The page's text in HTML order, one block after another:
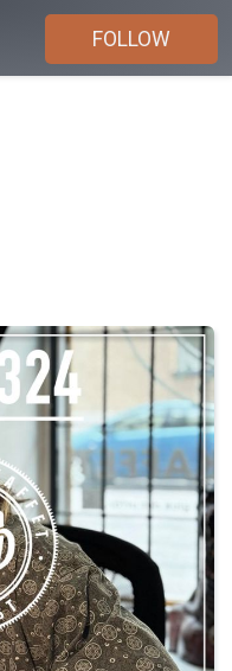
FOLLOW